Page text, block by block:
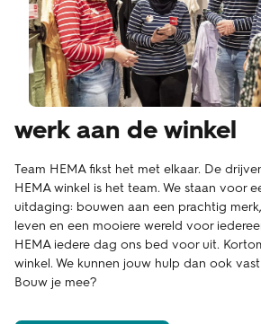
werk aan de winkel
Team HEMA fikst het met elkaar. De
HEMA winkel is het team. We staan voor
uitdaging: bouwen aan een prachtig
leven en een mooiere wereld voor
HEMA iedere dag ons bed voor uit.
winkel. We kunnen jouw hulp dan ook
Bouw je mee?